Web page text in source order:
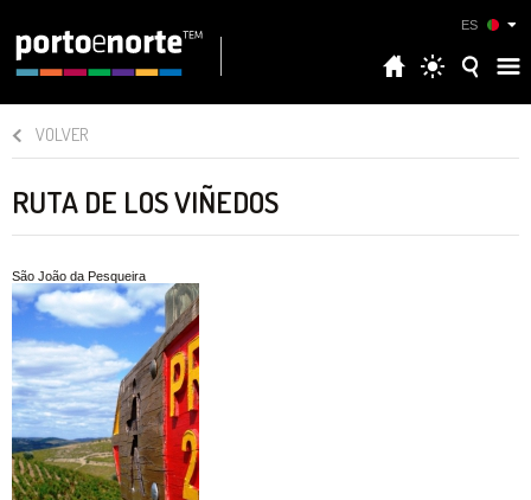
ES
VOLVER
RUTA DE LOS VIÑEDOS
São João da Pesqueira